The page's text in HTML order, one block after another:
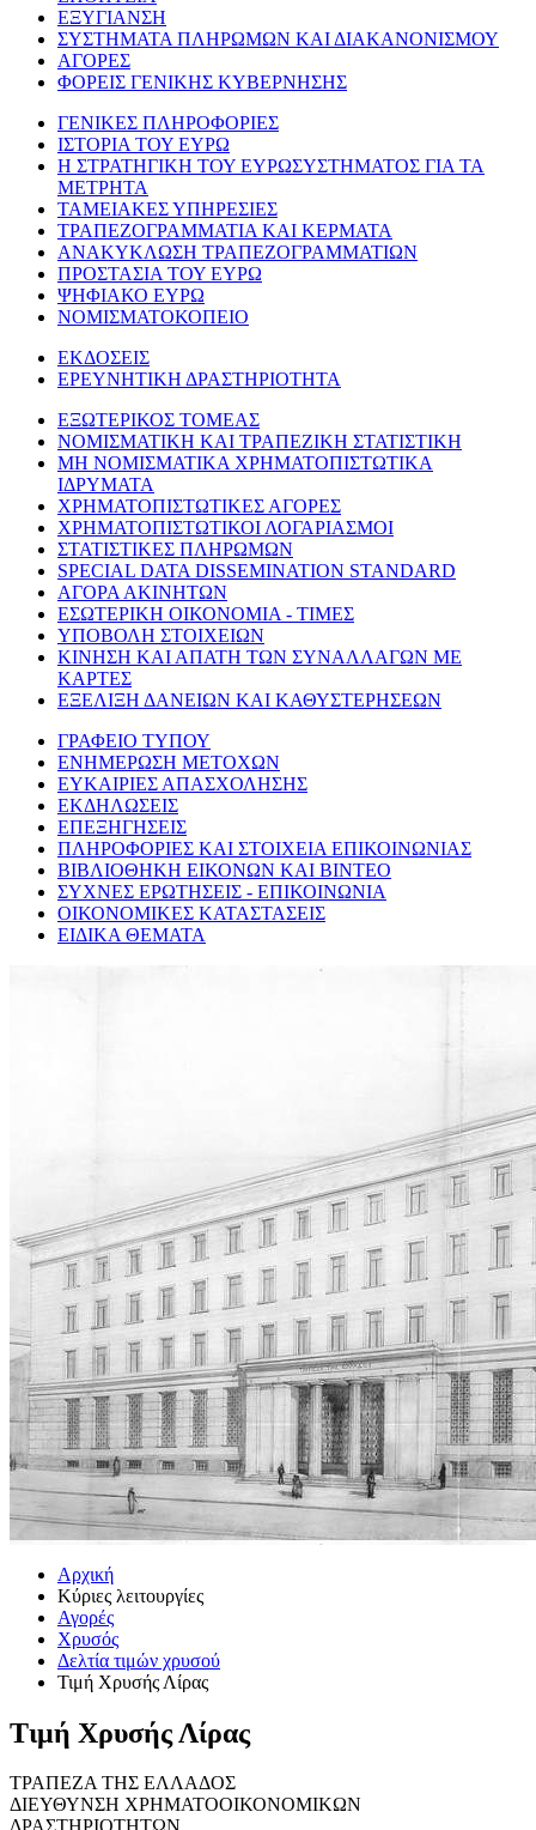
ΕΞΥΓΙΑΝΣΗ
ΣΥΣΤΗΜΑΤΑ ΠΛΗΡΩΜΩΝ ΚΑΙ ΔΙΑΚΑΝΟΝΙΣΜΟΥ
ΑΓΟΡΕΣ
ΦΟΡΕΙΣ ΓΕΝΙΚΗΣ ΚΥΒΕΡΝΗΣΗΣ
ΓΕΝΙΚΕΣ ΠΛΗΡΟΦΟΡΙΕΣ
ΙΣΤΟΡΙΑ ΤΟΥ ΕΥΡΩ
Η ΣΤΡΑΤΗΓΙΚΗ ΤΟΥ ΕΥΡΩΣΥΣΤΗΜΑΤΟΣ ΓΙΑ ΤΑ
ΜΕΤΡΗΤΑ
ΤΑΜΕΙΑΚΕΣ ΥΠΗΡΕΣΙΕΣ
ΤΡΑΠΕΖΟΓΡΑΜΜΑΤΙΑ ΚΑΙ ΚΕΡΜΑΤΑ
ΑΝΑΚΥΚΛΩΣΗ ΤΡΑΠΕΖΟΓΡΑΜΜΑΤΙΩΝ
ΠΡΟΣΤΑΣΙΑ ΤΟΥ ΕΥΡΩ
ΨΗΦΙΑΚΟ ΕΥΡΩ
ΝΟΜΙΣΜΑΤΟΚΟΠΕΙΟ
ΕΚΔΟΣΕΙΣ
ΕΡΕΥΝΗΤΙΚΗ ΔΡΑΣΤΗΡΙΟΤΗΤΑ
ΕΞΩΤΕΡΙΚΟΣ ΤΟΜΕΑΣ
ΝΟΜΙΣΜΑΤΙΚΗ ΚΑΙ ΤΡΑΠΕΖΙΚΗ ΣΤΑΤΙΣΤΙΚΗ
ΜΗ ΝΟΜΙΣΜΑΤΙΚΑ ΧΡΗΜΑΤΟΠΙΣΤΩΤΙΚΑ
ΙΔΡΥΜΑΤΑ
ΧΡΗΜΑΤΟΠΙΣΤΩΤΙΚΕΣ ΑΓΟΡΕΣ
ΧΡΗΜΑΤΟΠΙΣΤΩΤΙΚΟΙ ΛΟΓΑΡΙΑΣΜΟΙ
ΣΤΑΤΙΣΤΙΚΕΣ ΠΛΗΡΩΜΩΝ
SPECIAL DATA DISSEMINATION STANDARD
ΑΓΟΡΑ ΑΚΙΝΗΤΩΝ
ΕΣΩΤΕΡΙΚΗ ΟΙΚΟΝΟΜΙΑ - ΤΙΜΕΣ
ΥΠΟΒΟΛΗ ΣΤΟΙΧΕΙΩΝ
ΚΙΝΗΣΗ ΚΑΙ ΑΠΑΤΗ ΤΩΝ ΣΥΝΑΛΛΑΓΩΝ ΜΕ
ΚΑΡΤΕΣ
ΕΞΕΛΙΞΗ ΔΑΝΕΙΩΝ ΚΑΙ ΚΑΘΥΣΤΕΡΗΣΕΩΝ
ΓΡΑΦΕΙΟ ΤΥΠΟΥ
ΕΝΗΜΕΡΩΣΗ ΜΕΤΟΧΩΝ
ΕΥΚΑΙΡΙΕΣ ΑΠΑΣΧΟΛΗΣΗΣ
ΕΚΔΗΛΩΣΕΙΣ
ΕΠΕΞΗΓΗΣΕΙΣ
ΠΛΗΡΟΦΟΡΙΕΣ ΚΑΙ ΣΤΟΙΧΕΙΑ ΕΠΙΚΟΙΝΩΝΙΑΣ
ΒΙΒΛΙΟΘΗΚΗ ΕΙΚΟΝΩΝ ΚΑΙ ΒΙΝΤΕΟ
ΣΥΧΝΕΣ ΕΡΩΤΗΣΕΙΣ - ΕΠΙΚΟΙΝΩΝΙΑ
ΟΙΚΟΝΟΜΙΚΕΣ ΚΑΤΑΣΤΑΣΕΙΣ
ΕΙΔΙΚΑ ΘΕΜΑΤΑ
Αρχική
Κύριες λειτουργίες
Αγορές
Χρυσός
Δελτία τιμών χρυσού
Τιμή Χρυσής Λίρας
Τιμή Χρυσής Λίρας
ΤΡΑΠΕΖΑ ΤΗΣ ΕΛΛΑΔΟΣ
ΔΙΕΥΘΥΝΣΗ ΧΡΗΜΑΤΟΟΙΚΟΝΟΜΙΚΩΝ